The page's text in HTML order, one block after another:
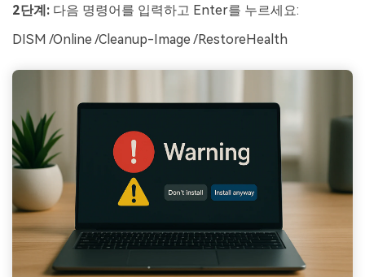
2단계: 다음 명령어를 입력하고 Enter를 누르세요:
DISM /Online /Cleanup-Image /RestoreHealth